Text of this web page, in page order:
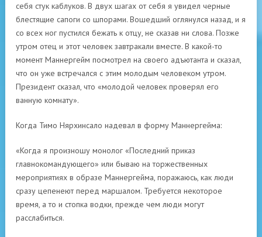
себя стук каблуков. В двух шагах от себя я увидел черные
блестящие сапоги со шпорами. Вошедший оглянулся назад, и я
со всех ног пустился бежать к отцу, не сказав ни слова. Позже
утром отец и этот человек завтракали вместе. В какой-то
момент Маннергейм посмотрел на своего адъютанта и сказал,
что он уже встречался с этим молодым человеком утром.
Президент сказал, что «молодой человек проверял его
ванную комнату».
Когда Тимо Нярхинсало надевал в форму Маннергейма:
«Когда я произношу монолог «Последний приказ
главнокомандующего» или бываю на торжественных
мероприятиях в образе Маннергейма, поражаюсь, как люди
сразу цепенеют перед маршалом. Требуется некоторое
время, а то и стопка водки, прежде чем люди могут
расслабиться.